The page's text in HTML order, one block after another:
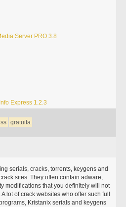
Server PRO 3.8
Express 1.2.3
gratuita
serials, cracks, torrents, keygens and
sites. They often contain adware,
modifications that you definitely will not
lot of crack websites who offer such full
Kristanix serials and keygens